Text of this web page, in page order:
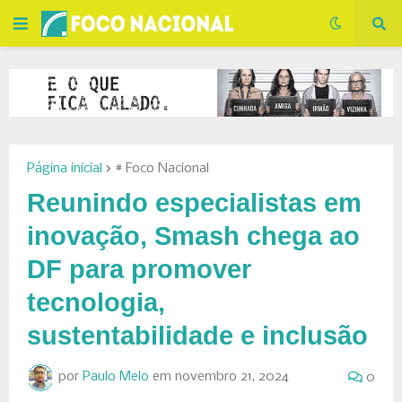
Página inicial # Foco Nacional
Reunindo especialistas em
inovação, Smash chega ao
DF para promover
tecnologia,
sustentabilidade e inclusão
por Paulo Melo em novembro 21, 2024 0